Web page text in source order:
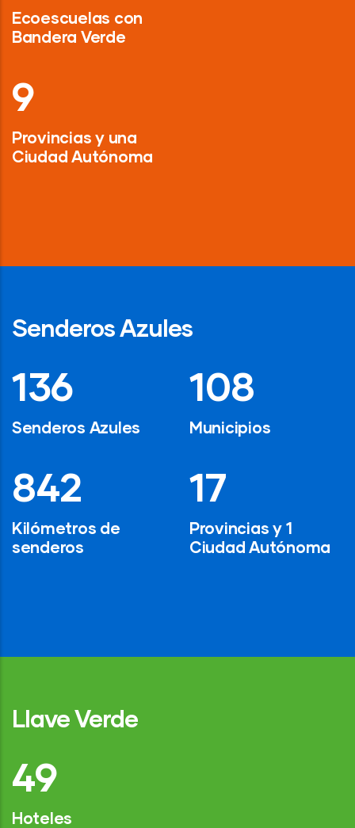
Ecoescuelas con
Bandera Verde
13
Provincias y una
Ciudad Autónoma
Senderos Azules
194
Senderos Azules
1,200
Kilómetros de
senderos
154
Municipios
24
Provincias y 1
Ciudad Autónoma
Llave Verde
76
Hoteles